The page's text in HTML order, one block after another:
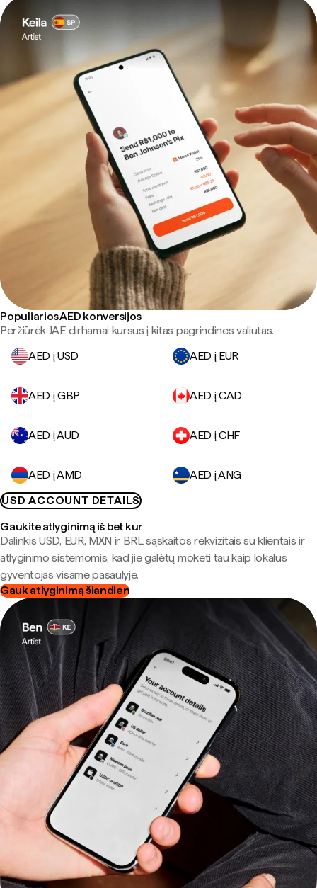
Populiarios AED konversijos
Peržiūrėk JAE dirhamai kursus į kitas pagrindines valiutas.
AED į USD
AED į EUR
AED į GBP AED į CAD
AED į AUD AED į CHF
AED į AMD
AED į ANG
USD ACCOUNT DETAILS
Gaukite atlyginimą iš bet kur
Dalinkis USD, EUR, MXN ir BRL sąskaitos rekvizitais su klientais ir
atlyginimo sistemomis, kad jie galėtų mokėti tau kaip lokalus
gyventojas visame pasaulyje.
Gauk atlyginimą šiandien